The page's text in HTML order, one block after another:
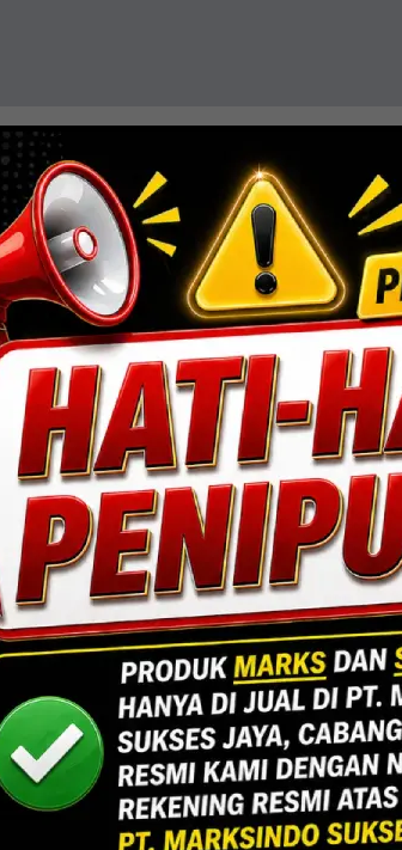
efisiensi, dan sentuhan
fungsional dan berdaya
Jakarta Selatan.
Jakarta
Lihat
Lihat